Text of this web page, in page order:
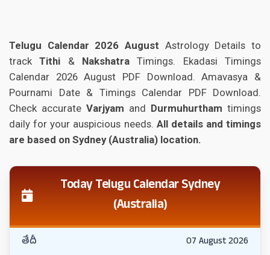
Telugu Calendar 2026 August Astrology Details to
trackTithi & Nakshatra Timings. Ekadasi Timings
Calendar 2026 August PDF Download. Amavasya &
Pournami Date & Timings Calendar PDF Download.
Check accurate Varjyam and Durmuhurtham timings
daily for your auspicious needs. All details and timings
are based on Sydney (Australia) location.
Today Telugu Calendar Sydney
(Australia)
తేదీ 07 August 2026